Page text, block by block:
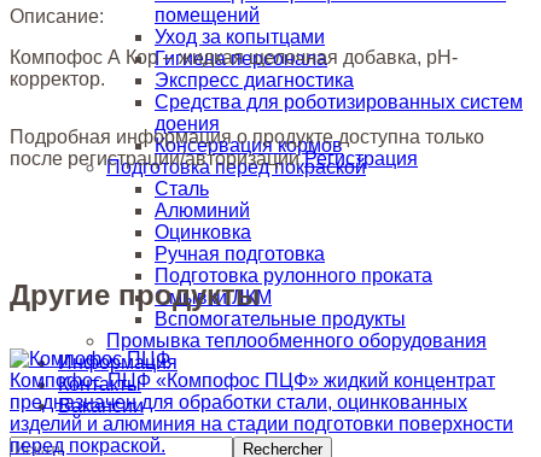
помещений
Уход за копытцами
Гигиена персонала
Экспресс диагностика
Средства для роботизированных систем
доения
Консервация кормов
Подготовка перед покраской
Сталь
Алюминий
Оцинковка
Ручная подготовка
Подготовка рулонного проката
Смывки ЛКМ
Вспомогательные продукты
Промывка теплообменного оборудования
Информация
Контакты
Вакансии
Описание:
Компофос А Кор – жидкая щелочная добавка, рН-
корректор.
Подробная информация о продукте доступна только
после регистрации/авторизации Регистрация
Другие продукты
Компофос ПЦФ «Компофос ПЦФ» жидкий концентрат
предназначен для обработки стали, оцинкованных
изделий и алюминия на стадии подготовки поверхности
перед покраской.